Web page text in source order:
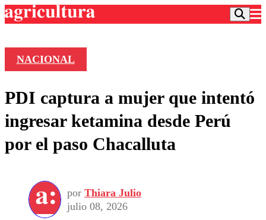
Frecuencias
Agricultura TV
Deportes
Colo Colo
Seleccion Chilena
Torneo Internacional
Entretención
Economía
Internacional
Publicaciones en medios
Opinión
NACIONAL
PDI captura a mujer que intentó
ingresar ketamina desde Perú
por el paso Chacalluta
por Thiara Julio
julio 08, 2026